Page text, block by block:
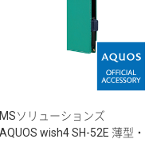
MSソリューションズ
AQUOS wish4 SH-52E 薄型